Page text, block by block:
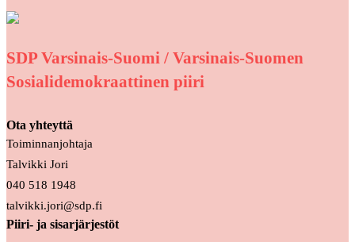
SDP Varsinais-Suomi / Varsinais-Suomen
Sosialidemokraattinen piiri
Ota yhteyttä
Toiminnanjohtaja
Talvikki Jori
040 518 1948
talvikki.jori@sdp.fi
Piiri- ja sisarjärjestöt